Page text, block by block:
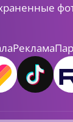
Реклама